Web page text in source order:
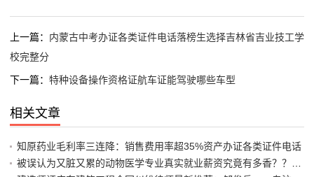
上一篇： 内蒙古中考办证各类证件电话落榜生选择吉林省吉业技工学
校完整分
下一篇： 特种设备操作资格证航车证能驾驶哪些车型
相关文章
知原药业毛利率三连降：销售费用率超35%资产办证各类证件电话